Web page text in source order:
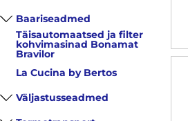
Baariseadmed
Täisautomaatsed ja filter
kohvimasinad Bonamat
Bravilor
La Cucina by Bertos
Väljastusseadmed